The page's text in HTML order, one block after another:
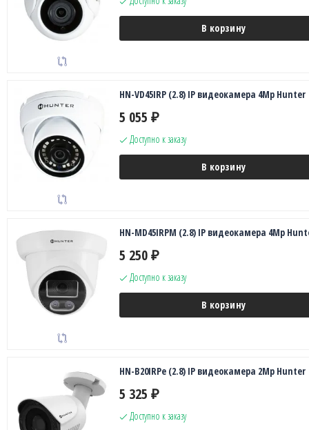
В корзину
HN-VD45IRP (2.8) IP видеокамера 4Mp Hunter
5 055 ₽
Доступно к заказу
В корзину
HN-MD45IRPM (2.8) IP видеокамера 4Mp
5 250 ₽
Доступно к заказу
В корзину
HN-B20IRPe (2.8) IP видеокамера 2Mp Hunter
5 325 ₽
Доступно к заказу